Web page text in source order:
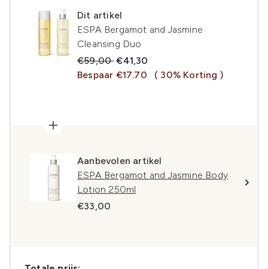
Dit artikel
ESPA Bergamot and Jasmine
Cleansing Duo
Recommended Retail Price:
€59,00Huidige prijs:
€41,30
Bespaar €17.70
( 30% Korting )
Aanbevolen artikel
ESPA Bergamot and Jasmine Body
Lotion 250ml
€33,00